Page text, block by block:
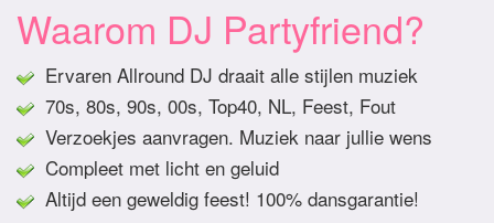
Waarom DJ Partyfriend?
Ervaren Allround DJ draait alle stijlen muziek
70s, 80s, 90s, 00s, Top40, NL, Feest, Fout
Verzoekjes aanvragen. Muziek naar jullie wens
Compleet met licht en geluid
Altijd een geweldig feest! 100% dansgarantie!